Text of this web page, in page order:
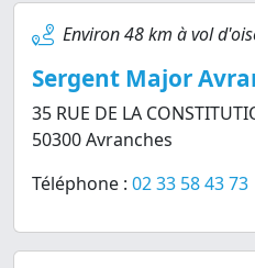
Environ 48 km à vol
Sergent Major
35 RUE DE LA
50300 Avranches
Téléphone : 02 33 58 43 73